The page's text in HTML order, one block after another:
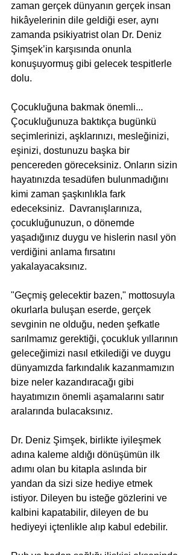
zaman gerçek dünyanın gerçek insan
hikâyelerinin dile geldiği eser, aynı
zamanda psikiyatrist olan Dr. Deniz
Şimşek’in karşısında onunla
konuşuyormuş gibi gelecek tespitlerle
dolu.
Çocukluğuna bakmak önemli...
Çocukluğunuza baktıkça bugünkü
seçimlerinizi, aşklarınızı, mesleğinizi,
eşinizi, dostunuzu başka bir
pencereden göreceksiniz. Onların sizin
hayatınızda tesadüfen bulunmadığını
kimi zaman şaşkınlıkla fark
edeceksiniz.  Davranışlarınıza,
çocukluğunuzun, o dönemde
yaşadığınız duygu ve hislerin nasıl yön
verdiğini anlama fırsatını
yakalayacaksınız.
"Geçmiş gelecektir bazen," mottosuyla
okurlarla buluşan eserde, gerçek
sevginin ne olduğu, neden şefkatle
sarılmamız gerektiği, çocukluk yıllarının
geleceğimizi nasıl etkilediği ve duygu
dünyamızda farkındalık kazanmamızın
bize neler kazandıracağı gibi
hayatımızın önemli aşamalarını satır
aralarında bulacaksınız.
Dr. Deniz Şimşek, birlikte iyileşmek
adına kaleme aldığı dönüşümün ilk
adımı olan bu kitapla aslında bir
yandan da sizi size hediye etmek
istiyor. Dileyen bu isteğe gözlerini ve
kalbini kapatabilir, dileyen de bu
hediyeyi içtenlikle alıp kabul edebilir.